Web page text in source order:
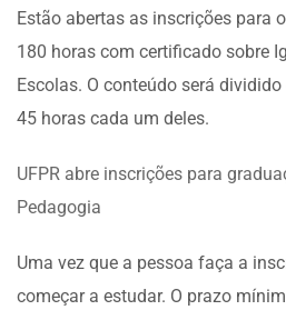
Estão abertas as inscrições para
180 horas com certificado sobre
Escolas. O conteúdo será
45 horas cada um deles.
UFPR abre inscrições para
Pedagogia
Uma vez que a pessoa faça a
começar a estudar. O prazo